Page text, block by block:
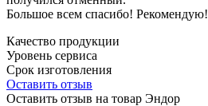
Большое всем спасибо! Рекомендую!
Качество продукции
Уровень сервиса
Срок изготовления
Оставить отзыв
Оставить отзыв на товар Эндор